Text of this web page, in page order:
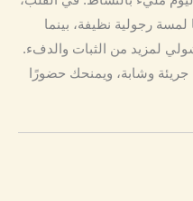
رجولية نظيفة، بينما
لمزيد من الثبات والدفء.
وشابة، ويمنحك حضورًا